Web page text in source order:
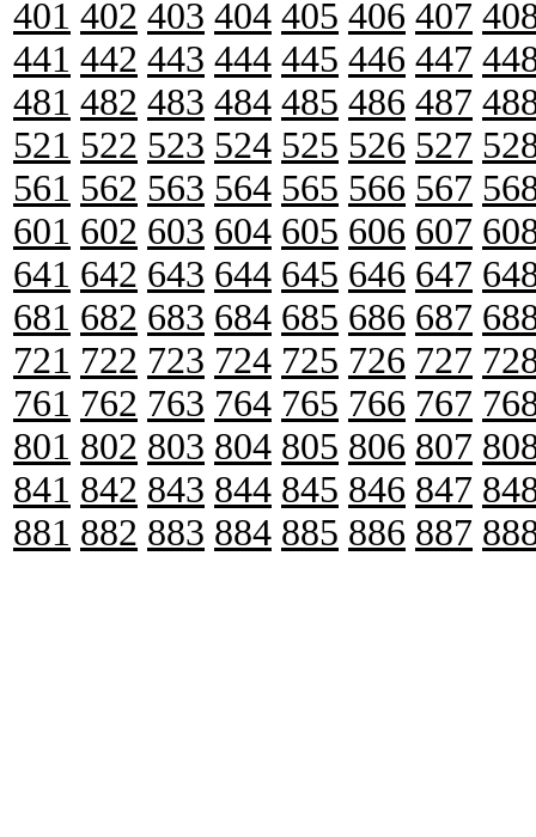
401 402 403 404 405 406 407
441 442 443 444 445 446 447
481 482 483 484 485 486 487
521 522 523 524 525 526 527
561 562 563 564 565 566 567
601 602 603 604 605 606 607
641 642 643 644 645 646 647
681 682 683 684 685 686 687
721 722 723 724 725 726 727
761 762 763 764 765 766 767
801 802 803 804 805 806 807
841 842 843 844 845 846 847
881 882 883 884 885 886 887